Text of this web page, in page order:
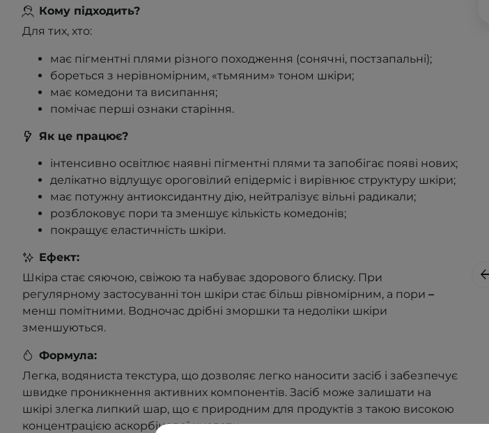
Кому підходить?
Для тих, хто:
має пігментні плями різного походження (сонячні, постзапальні);
бореться з нерівномірним, «тьмяним» тоном шкіри;
має комедони та висипання;
помічає перші ознаки старіння.
Як це працює?
інтенсивно освітлює наявні пігментні плями та запобігає появі нових;
делікатно відлущує ороговілий епідерміс і вирівнює структуру шкіри;
має потужну антиоксидантну дію, нейтралізує вільні радикали;
розблоковує пори та зменшує кількість комедонів;
покращує еластичність шкіри.
Ефект:
Шкіра стає сяючою, свіжою та набуває здорового блиску. При
регулярному застосуванні тон шкіри стає більш рівномірним, а пори –
менш помітними. Водночас дрібні зморшки та недоліки шкіри
зменшуються.
Формула:
Легка, водяниста текстура, що дозволяє легко наносити засіб і забезпечує
швидке проникнення активних компонентів. Засіб може залишати на
шкірі злегка липкий шар, що є природним для продуктів з такою високою
концентрацією аскорбінової кислоти.